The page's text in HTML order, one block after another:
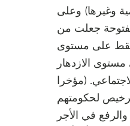
وغيرها) وعلى
جعلت من
على مستوى
الازدهار
(مؤخرا
لحكومتهم
في الأجر